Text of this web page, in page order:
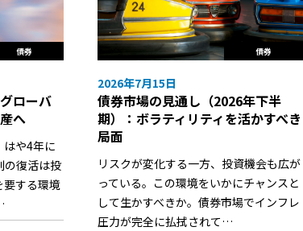
債券
ローバ
へ
はや4年に
の復活は投
要する環境
債券
2026年7月15日
債券市場の見通し（2026年下半
期）：ボラティリティを活かすべき
局面
リスクが変化する一方、投資機会も広が
っている。この環境をいかにチャンスと
して生かすべきか。債券市場でインフレ
圧力が完全に払拭されて…